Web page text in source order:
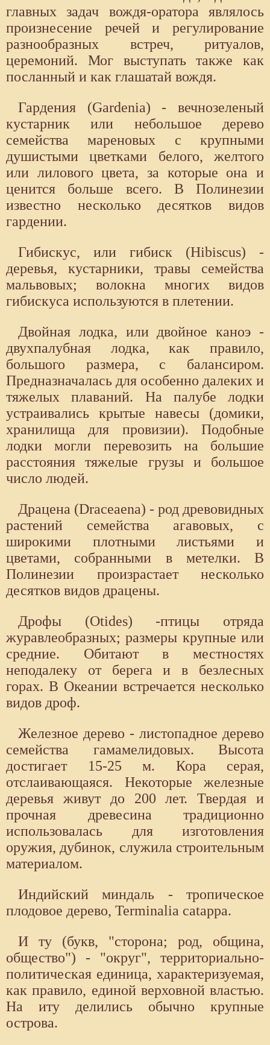
главных задач вождя-оратора являлось
произнесение речей и регулирование
разнообразных встреч, ритуалов,
церемоний. Мог выступать также как
посланный и как глашатай вождя.
Гардения (Gardenia) - вечнозеленый
кустарник или небольшое дерево
семейства мареновых с крупными
душистыми цветками белого, желтого
или лилового цвета, за которые она и
ценится больше всего. В Полинезии
известно несколько десятков видов
гардении.
Гибискус, или гибиск (Hibiscus) -
деревья, кустарники, травы семейства
мальвовых; волокна многих видов
гибискуса используются в плетении.
Двойная лодка, или двойное каноэ -
двухпалубная лодка, как правило,
большого размера, с балансиром.
Предназначалась для особенно далеких и
тяжелых плаваний. На палубе лодки
устраивались крытые навесы (домики,
хранилища для провизии). Подобные
лодки могли перевозить на большие
расстояния тяжелые грузы и большое
число людей.
Драцена (Draceaena) - род древовидных
растений семейства агавовых, с
широкими плотными листьями и
цветами, собранными в метелки. В
Полинезии произрастает несколько
десятков видов драцены.
Дрофы (Otides) -птицы отряда
журавлеобразных; размеры крупные или
средние. Обитают в местностях
неподалеку от берега и в безлесных
горах. В Океании встречается несколько
видов дроф.
Железное дерево - листопадное дерево
семейства гамамелидовых. Высота
достигает 15-25 м. Кора серая,
отслаивающаяся. Некоторые железные
деревья живут до 200 лет. Твердая и
прочная древесина традиционно
использовалась для изготовления
оружия, дубинок, служила строительным
материалом.
Индийский миндаль - тропическое
плодовое дерево, Terminalia catappa.
И ту (букв, "сторона; род, община,
общество") - "округ", территориально-
политическая единица, характеризуемая,
как правило, единой верховной властью.
На иту делились обычно крупные
острова.